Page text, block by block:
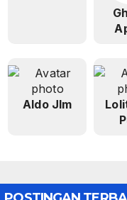
Aldo Jlm